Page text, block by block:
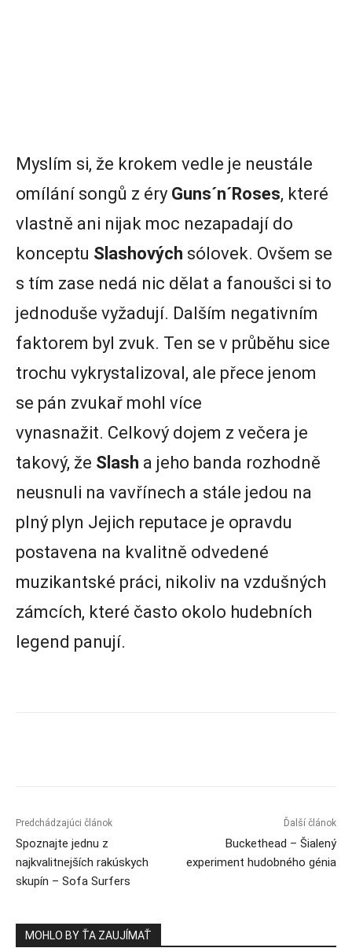
Myslím si, že krokem vedle je neustále
omílání songů z éry Guns´n´Roses, které
vlastně ani nijak moc nezapadají do
konceptu Slashových sólovek. Ovšem se
s tím zase nedá nic dělat a fanoušci si to
jednoduše vyžadují. Dalším negativním
faktorem byl zvuk. Ten se v průběhu sice
trochu vykrystalizoval, ale přece jenom
se pán zvukař mohl více
vynasnažit. Celkový dojem z večera je
takový, že Slash a jeho banda rozhodně
neusnuli na vavřínech a stále jedou na
plný plyn Jejich reputace je opravdu
postavena na kvalitně odvedené
muzikantské práci, nikoliv na vzdušných
zámcích, které často okolo hudebních
legend panují.
Predchádzajúci článok
Spoznajte jednu z
najkvalitnejších rakúskych
skupín – Sofa Surfers
Ďalší článok
Buckethead – Šialený
experiment hudobného génia
MOHLO BY ŤA ZAUJÍMAŤ